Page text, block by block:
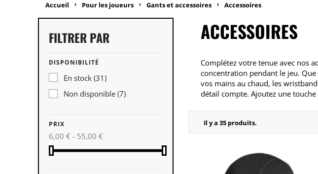
Accueil Pour les joueurs Gants et accessoires Accessoires
FILTRER PAR
DISPONIBILITÉ
En stock (31)
Non disponible (7)
PRIX
6,00 € - 55,00 €
ACCESSOIRES
Complétez votre tenue avec nos
concentration pendant le jeu.
vos mains au chaud, les
détail compte. Ajoutez une
Il y a 35 produits.